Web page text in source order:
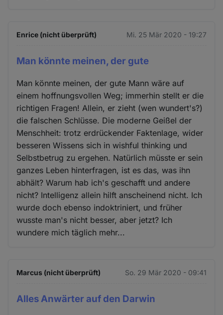
Enrice (nicht überprüft) Mi. 25 Mär 2020 - 19:27
Man könnte meinen, der gute
Man könnte meinen, der gute Mann wäre auf
einem hoffnungsvollen Weg; immerhin stellt er die
richtigen Fragen! Allein, er zieht (wen wundert's?)
die falschen Schlüsse. Die moderne Geißel der
Menschheit: trotz erdrückender Faktenlage, wider
besseren Wissens sich in wishful thinking und
Selbstbetrug zu ergehen. Natürlich müsste er sein
ganzes Leben hinterfragen, ist es das, was ihn
abhält? Warum hab ich's geschafft und andere
nicht? Intelligenz allein hilft anscheinend nicht. Ich
wurde doch ebenso indoktriniert, und früher
wusste man's nicht besser, aber jetzt? Ich
wundere mich täglich mehr...
Marcus (nicht überprüft) So. 29 Mär 2020 - 09:41
Alles Anwärter auf den Darwin